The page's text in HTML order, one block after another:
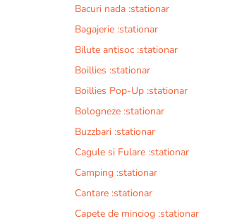
Bacuri nada :stationar
Bagajerie :stationar
Bilute antisoc :stationar
Boillies :stationar
Boillies Pop-Up :stationar
Bologneze :stationar
Buzzbari :stationar
Cagule si Fulare :stationar
Camping :stationar
Cantare :stationar
Capete de minciog :stationar